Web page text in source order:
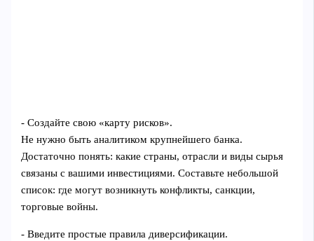
- Создайте свою «карту рисков».
Не нужно быть аналитиком крупнейшего банка.
Достаточно понять: какие страны, отрасли и виды сырья
связаны с вашими инвестициями. Составьте небольшой
список: где могут возникнуть конфликты, санкции,
торговые войны.
- Введите простые правила диверсификации.